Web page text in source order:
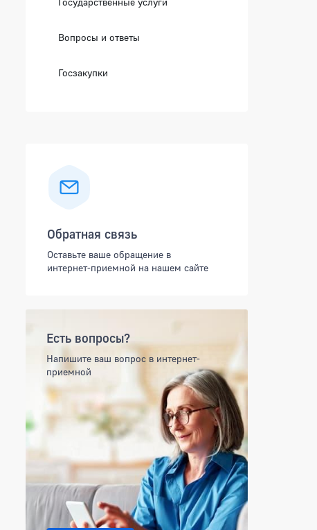
Вопросы и ответы
Госзакупки
Обратная связь
Оставьте ваше обращение в
интернет-приемной на нашем сайте
Есть вопросы?
Напишите ваш вопрос в интернет-
приемной